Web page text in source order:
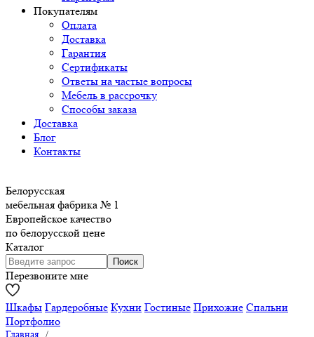
Покупателям
Оплата
Доставка
Гарантия
Сертификаты
Ответы на частые вопросы
Мебель в рассрочку
Способы заказа
Доставка
Блог
Контакты
Белорусская
мебельная фабрика № 1
Европейское качество
по белорусской цене
Каталог
Перезвоните мне
Шкафы Гардеробные Кухни Гостиные Прихожие Спальни
Портфолио
Главная /